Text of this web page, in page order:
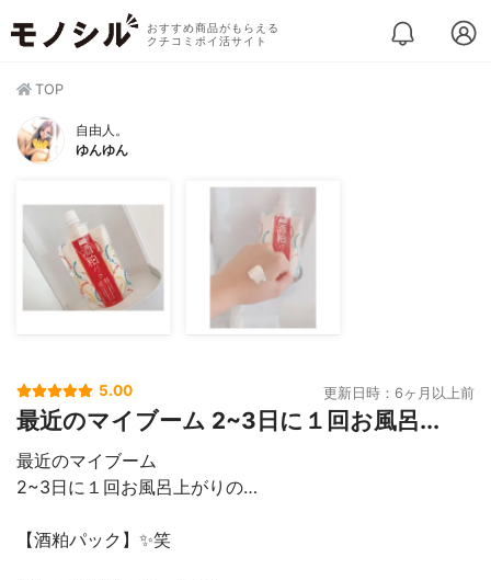
おすすめ商品がもらえる
クチコミポイ活サイト
TOP
自由人。
ゆんゆん
5.00 更新日時：6ヶ月以上前
最近のマイブーム 2~3日に１回お風呂...
最近のマイブーム
2~3日に１回お風呂上がりの…
【酒粕パック】✨笑